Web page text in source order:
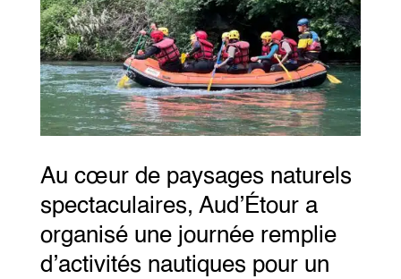
Au cœur de paysages naturels
spectaculaires, Aud’Étour a
organisé une journée remplie
d’activités nautiques pour un